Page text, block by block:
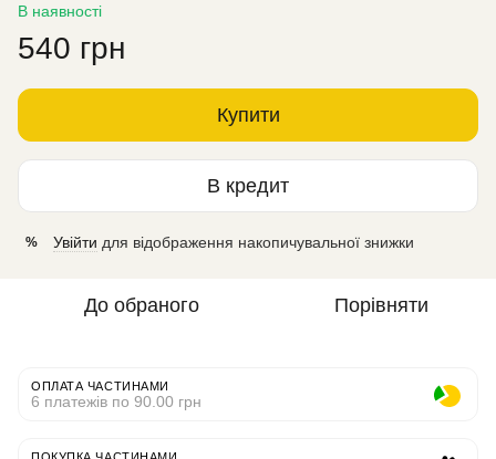
В наявності
540 грн
Купити
В кредит
% Увійти для відображення накопичувальної знижки
До обраного Порівняти
ОПЛАТА ЧАСТИНАМИ
6 платежів по 90.00 грн